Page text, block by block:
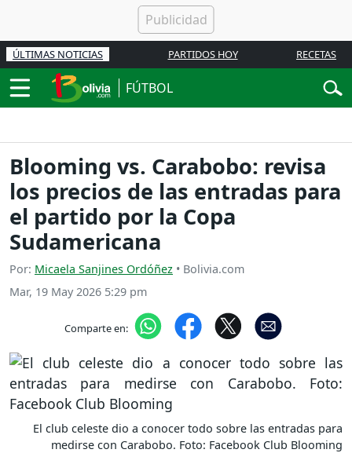
ÚLTIMAS NOTICIAS PARTIDOS HOY RECETAS
FÚTBOL
Blooming vs. Carabobo: revisa
los precios de las entradas para
el partido por la Copa
Sudamericana
Por: Micaela Sanjines Ordóñez • Bolivia.com
Mar, 19 May 2026 5:29 pm
Comparte en:
El club celeste dio a conocer todo sobre las entradas para
medirse con Carabobo. Foto: Facebook Club Blooming